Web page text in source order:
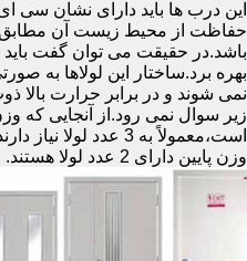
حفاظت از محیط زیست آن مطابق
باشد.در حقیقت می توان گفت
بهره برد.ساختار این لولاها به
نمی شوند و در برابر حرارت بالا
زیر سوال نمی رود.از آنجایی که
است،معمولاً به 3 عدد
وزن پایین دارای 2 عدد لولا هستند.